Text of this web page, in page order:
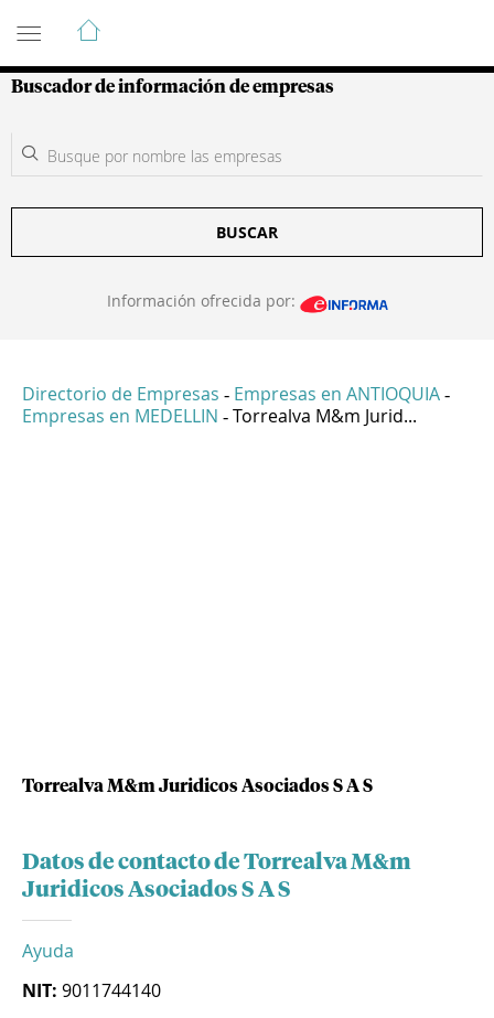
Guía de Empresas Colombianas
Buscador de información de empresas
BUSCAR
Información ofrecida por:
Directorio de Empresas - Empresas en ANTIOQUIA -
Empresas en MEDELLIN - Torrealva M&m Jurid...
Torrealva M&m Juridicos Asociados S A S
Datos de contacto de Torrealva M&m
Juridicos Asociados S A S
Ayuda
NIT: 9011744140